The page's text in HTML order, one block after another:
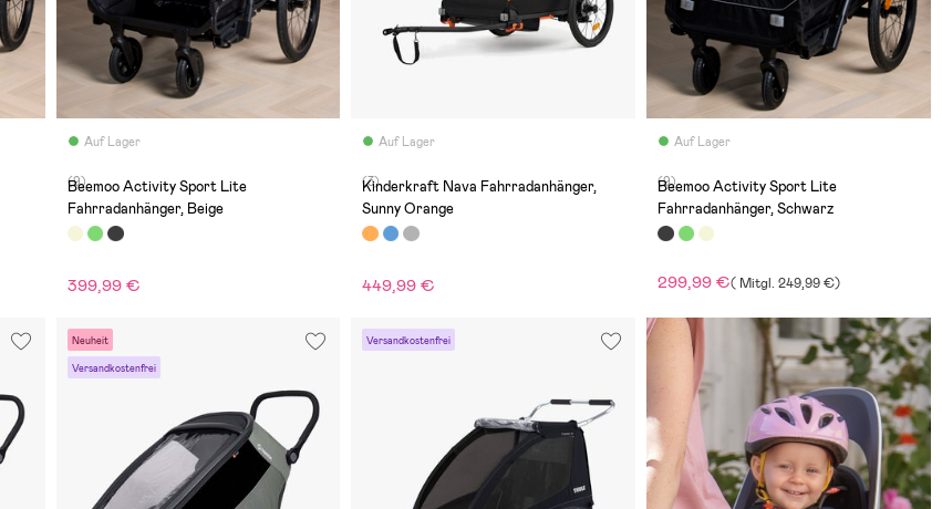
Auf Lager
(9)
Beemoo Activity Sport Lite
Fahrradanhänger, Beige
399,99 €
Auf Lager
(3)
Kinderkraft Nava Fahrradanhänger,
Sunny Orange
449,99 €
Auf Lager
(9)
Beemoo Activity Sport Lite
Fahrradanhänger, Schwarz
299,99 €( Mitgl. 249,99 €)
Neuheit
Versandkostenfrei
Versandkostenfrei